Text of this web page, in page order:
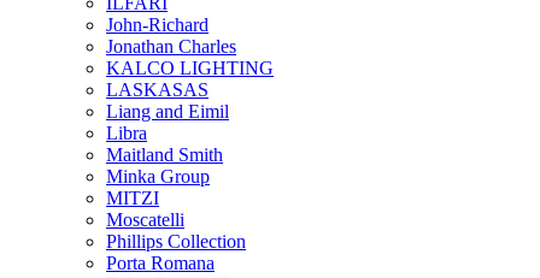
John-Richard
Jonathan Charles
KALCO LIGHTING
LASKASAS
Liang and Eimil
Libra
Maitland Smith
Minka Group
MITZI
Moscatelli
Phillips Collection
Porta Romana